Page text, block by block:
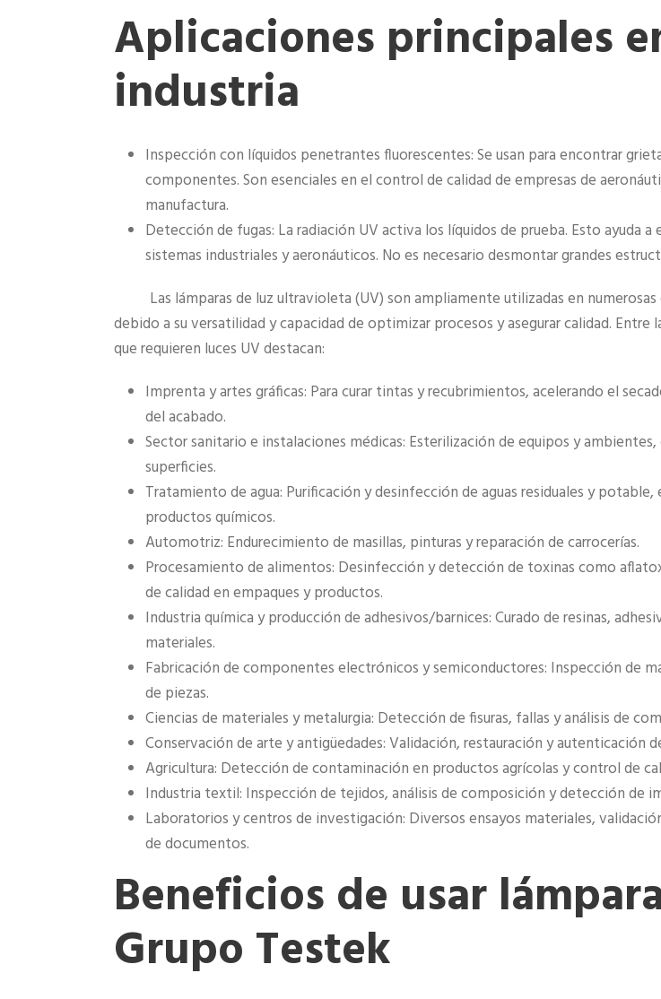
Aplicaciones principales
industria
Inspección con líquidos penetrantes fluorescentes: Se usan para encontrar
componentes. Son esenciales en el control de calidad de empresas de
manufactura.
Detección de fugas: La radiación UV activa los líquidos de prueba. Esto ayuda a
sistemas industriales y aeronáuticos. No es necesario desmontar grandes
Las lámparas de luz ultravioleta (UV) son ampliamente utilizadas en
debido a su versatilidad y capacidad de optimizar procesos y asegurar calidad. Entre
que requieren luces UV destacan:
Imprenta y artes gráficas: Para curar tintas y recubrimientos, acelerando el
del acabado.
Sector sanitario e instalaciones médicas: Esterilización de equipos y
superficies.
Tratamiento de agua: Purificación y desinfección de aguas residuales y
productos químicos.
Automotriz: Endurecimiento de masillas, pinturas y reparación de carrocerías.
Procesamiento de alimentos: Desinfección y detección de toxinas como
de calidad en empaques y productos.
Industria química y producción de adhesivos/barnices: Curado de resinas,
materiales.
Fabricación de componentes electrónicos y semiconductores: Inspección de
de piezas.
Ciencias de materiales y metalurgia: Detección de fisuras, fallas y análisis de
Conservación de arte y antigüedades: Validación, restauración y autenticación
Agricultura: Detección de contaminación en productos agrícolas y control de
Industria textil: Inspección de tejidos, análisis de composición y detección de
Laboratorios y centros de investigación: Diversos ensayos materiales,
de documentos.
Beneficios de usar
Grupo Testek